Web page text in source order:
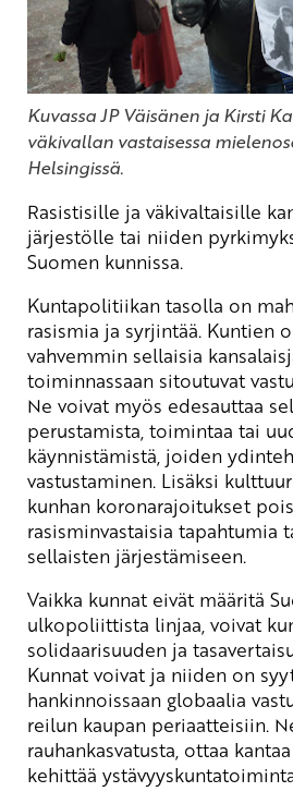
Kuvassa JP Väisänen ja Kirsti
väkivallan vastaisessa
Helsingissä.
Rasistisille ja väkivaltaisille
järjestölle tai niiden
Suomen kunnissa.
Kuntapolitiikan tasolla on
rasismia ja syrjintää. Kuntien
vahvemmin sellaisia
toiminnassaan sitoutuvat
Ne voivat myös edesauttaa
perustamista, toimintaa tai
käynnistämistä, joiden
vastustaminen. Lisäksi
kunhan koronarajoitukset
rasisminvastaisia tapahtumia
sellaisten järjestämiseen.
Vaikka kunnat eivät määritä
ulkopoliittista linjaa, voivat
solidaarisuuden ja
Kunnat voivat ja niiden on
hankinnoissaan globaalia
reilun kaupan periaatteisiin.
rauhankasvatusta, ottaa
kehittää